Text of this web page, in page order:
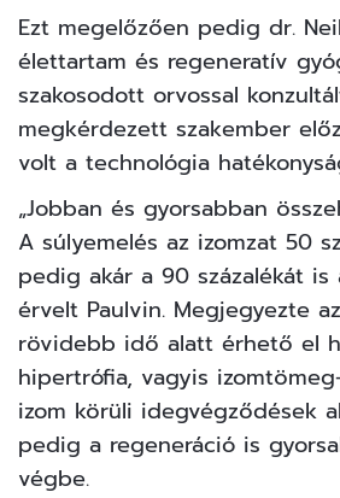
Ezt megelőzően pedig dr.
élettartam és regeneratív
szakosodott orvossal
megkérdezett szakember
volt a technológia
„Jobban és gyorsabban
A súlyemelés az izomzat 50
pedig akár a 90 százalékát is
érvelt Paulvin. Megjegyezte
rövidebb idő alatt érhető el
hipertrófia, vagyis
izom körüli idegvégződések
pedig a regeneráció is
végbe.